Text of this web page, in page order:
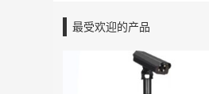
最受欢迎的产品